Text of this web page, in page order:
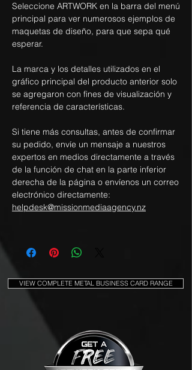
Seleccione ARTWORK en la barra del menú
principal para ver numerosos ejemplos de
maquetas de diseño, para que sepa qué
esperar.
La marca y los detalles utilizados en el
gráfico principal del producto anterior solo
se agregaron con fines de visualización y
referencia de características.
Si tiene más consultas, antes de confirmar
su pedido, envíe un mensaje a nuestros
expertos en medios directamente a través
de la función de chat en la parte inferior
derecha de la página o envíenos un correo
electrónico directamente:
helpdesk@missionmediaagency.nz
VIEW COMPLETE METAL BUSINESS CARD RANGE